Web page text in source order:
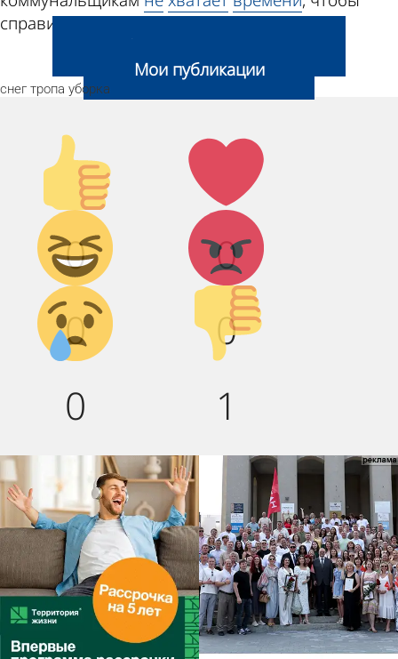
справиться с уборкой.
Мои публикации
снег тропа уборка
Палец
вверх!
0
Лайк!
0
Дикий
смех!
0
Агрессия!
0
Грусть :(
0
Палец
вниз!
1